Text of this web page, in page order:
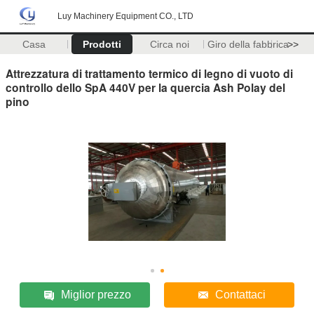
Luy Machinery Equipment CO., LTD
Casa Prodotti Circa noi Giro della fabbrica>>
Attrezzatura di trattamento termico di legno di vuoto di
controllo dello SpA 440V per la quercia Ash Polay del
pino
Miglior prezzo Contattaci